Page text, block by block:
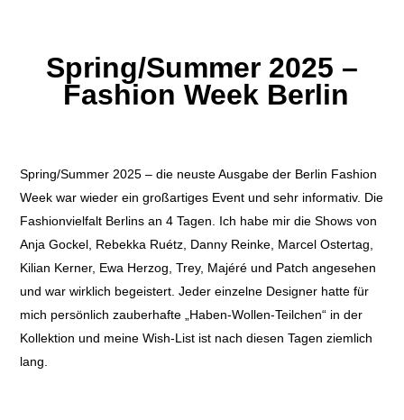
Spring/Summer 2025 –
Fashion Week Berlin
Spring/Summer 2025 – die neuste Ausgabe der Berlin Fashion
Week war wieder ein großartiges Event und sehr informativ. Die
Fashionvielfalt Berlins an 4 Tagen. Ich habe mir die Shows von
Anja Gockel, Rebekka Ruétz, Danny Reinke, Marcel Ostertag,
Kilian Kerner, Ewa Herzog, Trey, Majéré und Patch angesehen
und war wirklich begeistert. Jeder einzelne Designer hatte für
mich persönlich zauberhafte „Haben-Wollen-Teilchen“ in der
Kollektion und meine Wish-List ist nach diesen Tagen ziemlich
lang.